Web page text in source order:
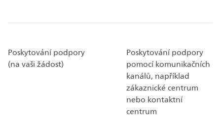
Poskytování podpory
(na vaši žádost)
Poskytování podpory
pomocí komunikačních
kanálů, například
zákaznické centrum
nebo kontaktní
centrum